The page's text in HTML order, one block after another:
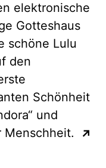
elektronische
Gotteshaus
schöne Lulu
den
Schönheit
und
Menschheit.
↗